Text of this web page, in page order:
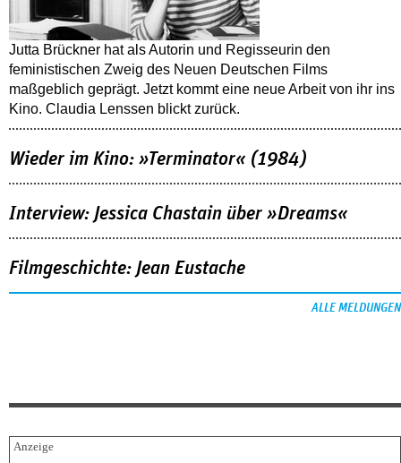
Jutta Brückner hat als Autorin und Regisseurin den
feministischen Zweig des Neuen Deutschen Films
maßgeblich geprägt. Jetzt kommt eine neue Arbeit von ihr ins
Kino. Claudia Lenssen blickt zurück.
Wieder im Kino: »Terminator« (1984)
Interview: Jessica Chastain über »Dreams«
Filmgeschichte: Jean Eustache
ALLE MELDUNGEN